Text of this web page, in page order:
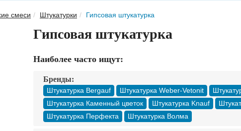
смеси Штукатурки Гипсовая штукатурка
Гипсовая штукатурка
Наиболее часто ищут:
Бренды:
Штукатурка Bergauf Штукатурка Weber-Vetonit
Штукатурка Каменный цветок
Штукатурка Knauf
Штукатурка Перфекта
Штукатурка Волма